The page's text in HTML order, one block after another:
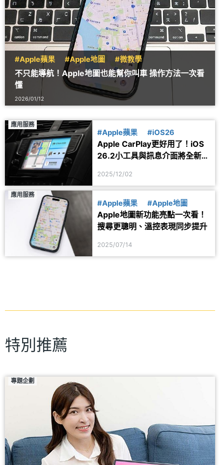
#Apple蘋果 #Apple地圖 #微教學
不只能導航！Apple地圖也能幫你叫車 操作方法一次看
懂
2026/01/12
應用服務
#Apple蘋果 #iOS26
Apple CarPlay更好用了！iOS
26.2小工具與訊息介面將全新升
2025/12/02
應用服務
#Apple蘋果 #Apple地圖
Apple地圖新功能亮點一次看！
搜尋更聰明、溫控表現同步提升
2025/07/14
特別推薦
專題企劃